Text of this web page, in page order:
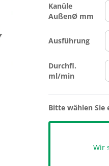
Kanüle
AußenØ mm
Ausführung
Durchfl.
ml/min
Bitte wählen Sie
Wir